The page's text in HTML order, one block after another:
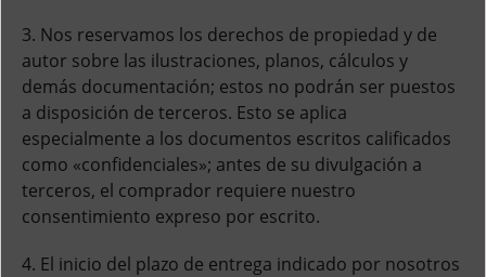
3. Nos reservamos los derechos de propiedad y de
autor sobre las ilustraciones, planos, cálculos y
demás documentación; estos no podrán ser puestos
a disposición de terceros. Esto se aplica
especialmente a los documentos escritos calificados
como «confidenciales»; antes de su divulgación a
terceros, el comprador requiere nuestro
consentimiento expreso por escrito.
4. El inicio del plazo de entrega indicado por nosotros